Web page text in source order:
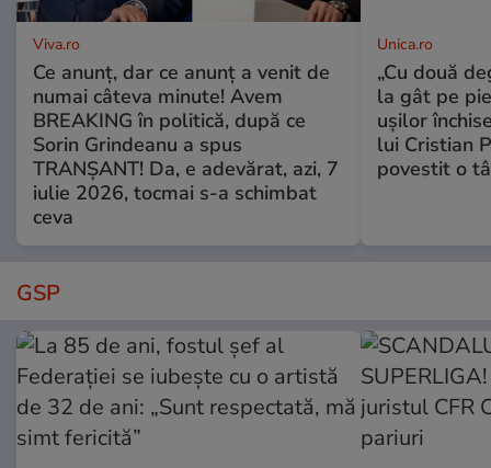
Viva.ro
Ce anunț, dar ce anunț a venit de
numai câteva minute! Avem
BREAKING în politică, după ce
Sorin Grindeanu a spus
TRANȘANT! Da, e adevărat, azi, 7
iulie 2026, tocmai s-a schimbat
ceva
Unica.ro
„Cu două
la gât pe
ușilor
lui Cristian
povestit o
GSP